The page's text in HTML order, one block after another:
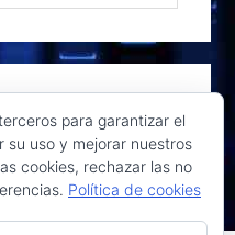
para garantizar el
uso y mejorar nuestros
cookies, rechazar las no
Política de cookies